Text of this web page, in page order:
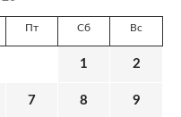
Пт Сб Вс
1 2
7 8 9